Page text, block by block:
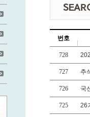
번호
728
727 추
726 국
725 26